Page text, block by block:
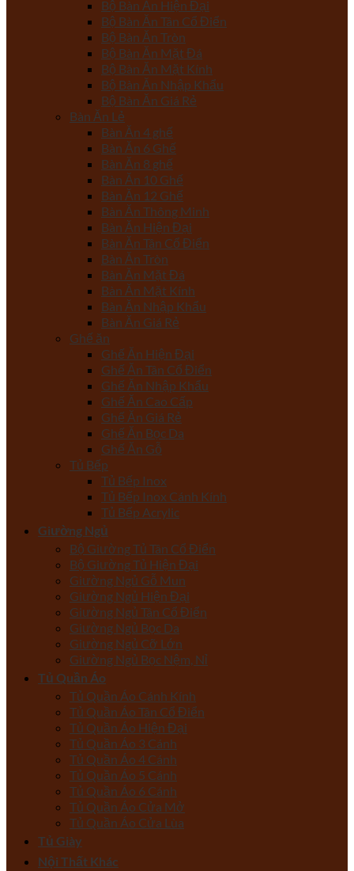
Bộ Bàn Ăn Hiện Đại
Bộ Bàn Ăn Tân Cổ Điển
Bộ Bàn Ăn Tròn
Bộ Bàn Ăn Mặt Đá
Bộ Bàn Ăn Mặt Kính
Bộ Bàn Ăn Nhập Khẩu
Bộ Bàn Ăn Giá Rẻ
Bàn Ăn Lẻ
Bàn Ăn 4 ghế
Bàn Ăn 6 Ghế
Bàn Ăn 8 ghế
Bàn Ăn 10 Ghế
Bàn Ăn 12 Ghế
Bàn Ăn Thông Minh
Bàn Ăn Hiện Đại
Bàn Ăn Tân Cổ Điển
Bàn Ăn Tròn
Bàn Ăn Mặt Đá
Bàn Ăn Mặt Kính
Bàn Ăn Nhập Khẩu
Bàn Ăn Giá Rẻ
Ghế ăn
Ghế Ăn Hiện Đại
Ghế Ăn Tân Cổ Điển
Ghế Ăn Nhập Khẩu
Ghế Ăn Cao Cấp
Ghế Ăn Giá Rẻ
Ghế Ăn Bọc Da
Ghế Ăn Gỗ
Tủ Bếp
Tủ Bếp Inox
Tủ Bếp Inox Cánh Kính
Tủ Bếp Acrylic
Giường Ngủ
Bộ Giường Tủ Tân Cổ Điển
Bộ Giường Tủ Hiện Đại
Giường Ngủ Gỗ Mun
Giường Ngủ Hiện Đại
Giường Ngủ Tân Cổ Điển
Giường Ngủ Bọc Da
Giường Ngủ Cỡ Lớn
Giường Ngủ Bọc Nệm, Nỉ
Tủ Quần Áo
Tủ Quần Áo Cánh Kính
Tủ Quần Áo Tân Cổ Điển
Tủ Quần Áo Hiện Đại
Tủ Quần Áo 3 Cánh
Tủ Quần Áo 4 Cánh
Tủ Quần Áo 5 Cánh
Tủ Quần Áo 6 Cánh
Tủ Quần Áo Cửa Mở
Tủ Quần Áo Cửa Lùa
Tủ Giày
Nội Thất Khác